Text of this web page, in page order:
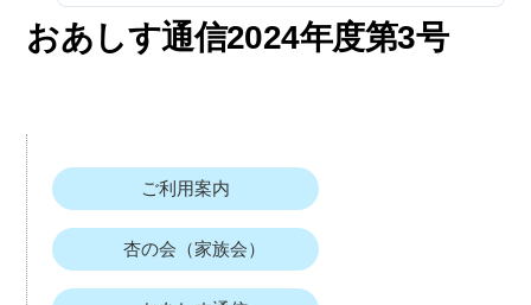
おあしす通信2024年度第3号
ご利用案内
杏の会（家族会）